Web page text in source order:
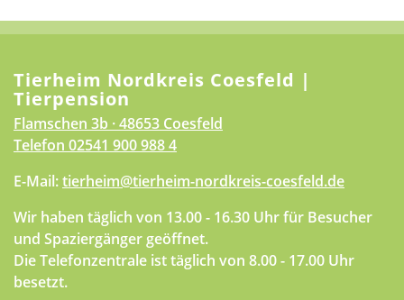
Tierheim Nordkreis Coesfeld |
Tierpension
Flamschen 3b · 48653 Coesfeld
Telefon 02541 900 988 4
E-Mail:tierheim@tierheim-nordkreis-coesfeld.de
Wir haben täglich von 13.00 - 16.30 Uhr für Besucher
und Spaziergänger geöffnet.
Die Telefonzentrale ist täglich von 8.00 - 17.00 Uhr
besetzt.